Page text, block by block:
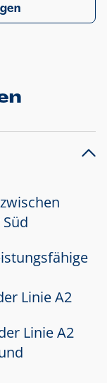
Linie A2
Linie A2